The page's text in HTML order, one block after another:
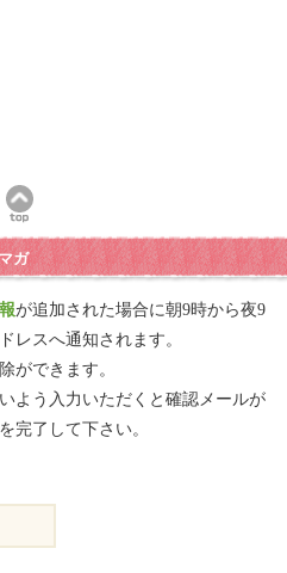
ガ
が追加された場合に朝9時から夜9
レスへ通知されます。
ができます。
よう入力いただくと確認メールが
完了して下さい。